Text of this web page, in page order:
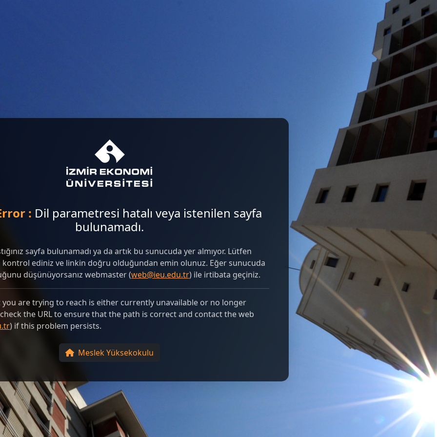
: Dil parametresi hatalı veya istenilen sayfa
bulunamadı.
sayfa bulunamadı ya da artık bu sunucuda yer almıyor. Lütfen
kontrol ediniz ve linkin doğru olduğundan emin olunuz. Eğer sunucuda
düşünüyorsanız webmaster (web@ieu.edu.tr) ile irtibata geçiniz.
you are trying to reach is either currently unavailable or no longer
the URL to ensure that the path is correct and contact the web
) if this problem persists.
Meslek Yüksekokulu